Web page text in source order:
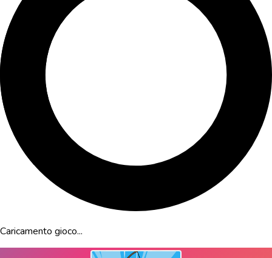
Caricamento gioco...